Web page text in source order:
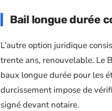
Bail longue durée
L’autre option juridique
trente ans, renouvelable. Le
baux longue durée pour les
durcissement impose de
signé devant notaire.